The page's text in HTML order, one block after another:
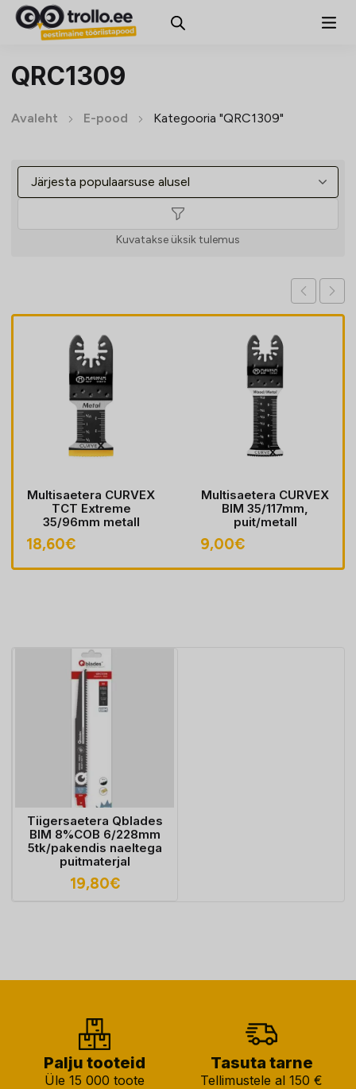
QRC1309
Avaleht E-pood Kategooria "QRC1309"
Kuvatakse üksik tulemus
Multisaetera CURVEX
TCT Extreme
35/96mm metall
18,60€
Multisaetera CURVEX
BIM 35/117mm,
puit/metall
9,00€
Tiigersaetera Qblades
BIM 8%COB 6/228mm
5tk/pakendis naeltega
puitmaterjal
19,80€
Palju tooteid
Üle 15 000 toote
Tasuta tarne
Tellimustele al 150 €